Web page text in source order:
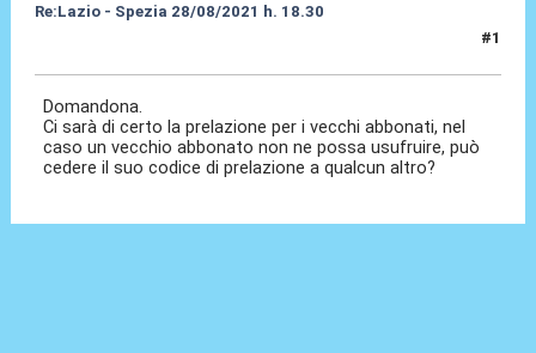
Re:Lazio - Spezia 28/08/2021 h. 18.30
#1
Domandona.
Ci sarà di certo la prelazione per i vecchi abbonati, nel
caso un vecchio abbonato non ne possa usufruire, può
cedere il suo codice di prelazione a qualcun altro?